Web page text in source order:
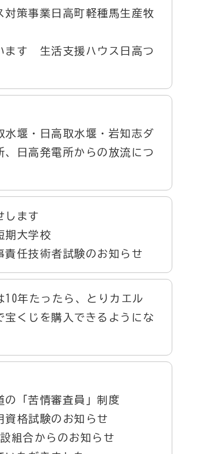
策事業日高町軽種馬生産牧
ます 生活支援ハウス日高つ
堰・日高取水堰・岩知志ダ
、日高発電所からの放流につ
します
期大学校
任技術者試験のお知らせ
年たったら、とりカエル
くじを購入できるようにな
「苦情審査員」制度
格試験のお知らせ
組合からのお知らせ